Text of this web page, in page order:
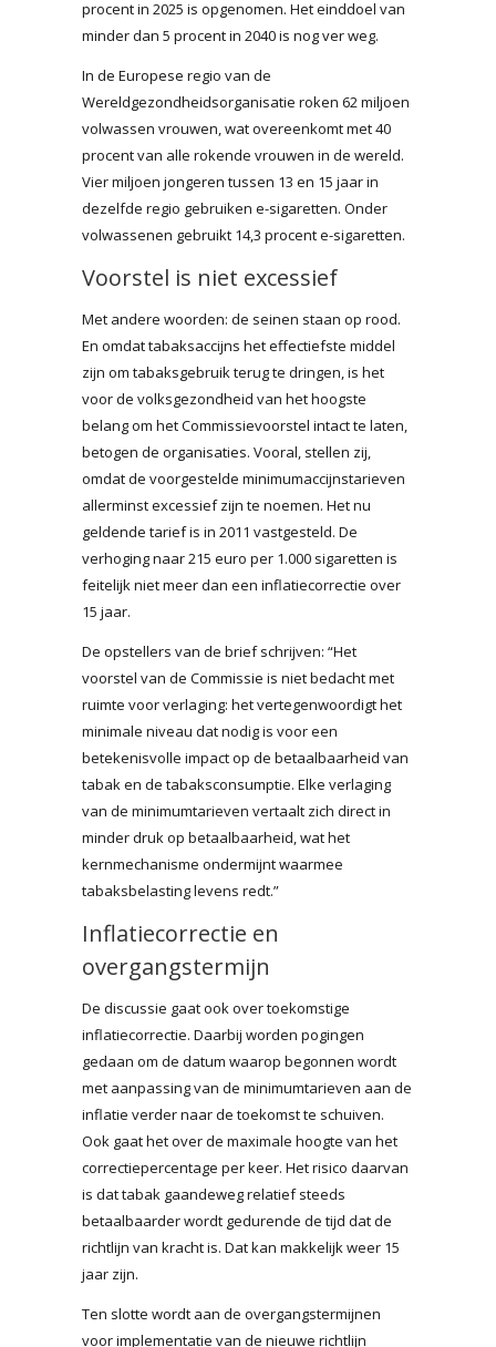
procent in 2025 is opgenomen. Het einddoel van
minder dan 5 procent in 2040 is nog ver weg.
In de Europese regio van de
Wereldgezondheidsorganisatie roken 62 miljoen
volwassen vrouwen, wat overeenkomt met 40
procent van alle rokende vrouwen in de wereld.
Vier miljoen jongeren tussen 13 en 15 jaar in
dezelfde regio gebruiken e-sigaretten. Onder
volwassenen gebruikt 14,3 procent e-sigaretten.
Voorstel is niet excessief
Met andere woorden: de seinen staan op rood.
En omdat tabaksaccijns het effectiefste middel
zijn om tabaksgebruik terug te dringen, is het
voor de volksgezondheid van het hoogste
belang om het Commissievoorstel intact te laten,
betogen de organisaties. Vooral, stellen zij,
omdat de voorgestelde minimumaccijnstarieven
allerminst excessief zijn te noemen. Het nu
geldende tarief is in 2011 vastgesteld. De
verhoging naar 215 euro per 1.000 sigaretten is
feitelijk niet meer dan een inflatiecorrectie over
15 jaar.
De opstellers van de brief schrijven: “Het
voorstel van de Commissie is niet bedacht met
ruimte voor verlaging: het vertegenwoordigt het
minimale niveau dat nodig is voor een
betekenisvolle impact op de betaalbaarheid van
tabak en de tabaksconsumptie. Elke verlaging
van de minimumtarieven vertaalt zich direct in
minder druk op betaalbaarheid, wat het
kernmechanisme ondermijnt waarmee
tabaksbelasting levens redt.”
Inflatiecorrectie en
overgangstermijn
De discussie gaat ook over toekomstige
inflatiecorrectie. Daarbij worden pogingen
gedaan om de datum waarop begonnen wordt
met aanpassing van de minimumtarieven aan de
inflatie verder naar de toekomst te schuiven.
Ook gaat het over de maximale hoogte van het
correctiepercentage per keer. Het risico daarvan
is dat tabak gaandeweg relatief steeds
betaalbaarder wordt gedurende de tijd dat de
richtlijn van kracht is. Dat kan makkelijk weer 15
jaar zijn.
Ten slotte wordt aan de overgangstermijnen
voor implementatie van de nieuwe richtlijn